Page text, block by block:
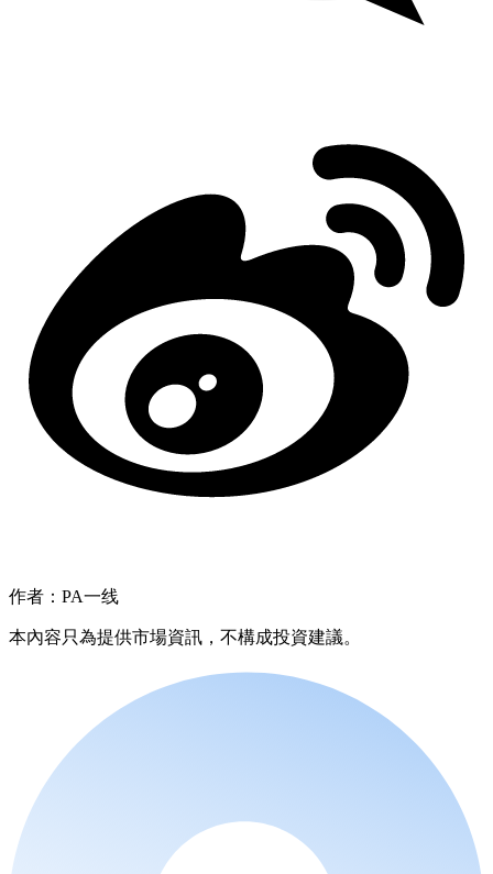
作者：PA一线
本內容只為提供市場資訊，不構成投資建議。